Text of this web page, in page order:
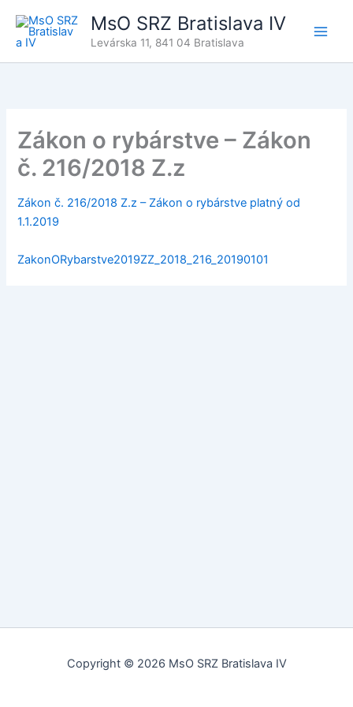
obsah
MsO SRZ Bratislava IV
Levárska 11, 841 04 Bratislava
Zákon o rybárstve – Zákon
č. 216/2018 Z.z
Zákon č. 216/2018 Z.z – Zákon o rybárstve platný od
1.1.2019
ZakonORybarstve2019ZZ_2018_216_20190101
Copyright © 2026 MsO SRZ Bratislava IV